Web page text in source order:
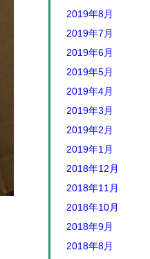
2019年8月
2019年7月
2019年6月
2019年5月
2019年4月
2019年3月
2019年2月
2019年1月
2018年12月
2018年11月
2018年10月
2018年9月
2018年8月